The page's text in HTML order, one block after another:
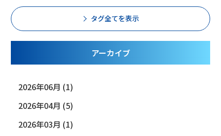
タグ全てを表示
アーカイブ
2026年06月 (1)
2026年04月 (5)
2026年03月 (1)